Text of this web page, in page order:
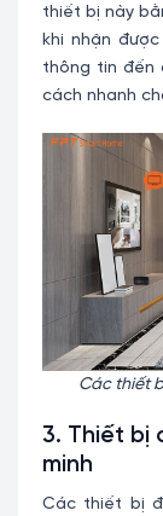
thiết bị này
khi nhận
thông tin đến
cách nhanh
Các thiết
3. Thiết bị
minh
Các thiết bị